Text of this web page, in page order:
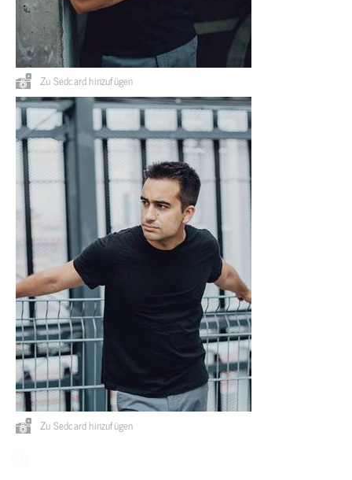
Zu Sedcard hinzufügen
Zu Sedcard hinzufügen